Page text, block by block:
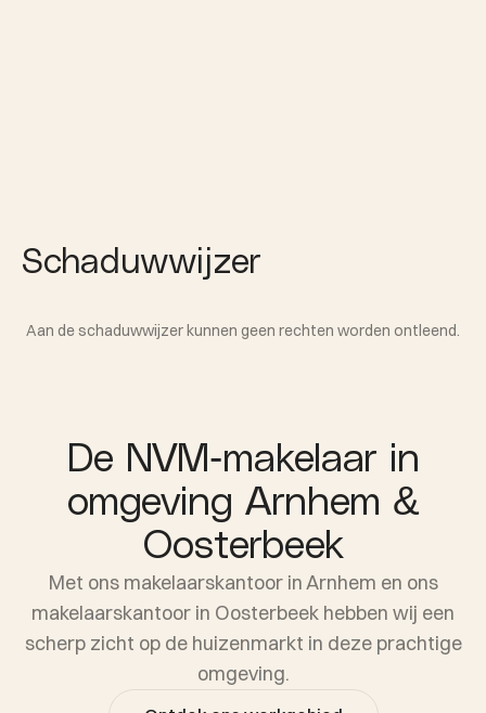
Schaduwwijzer
Aan de schaduwwijzer kunnen geen rechten worden ontleend.
De NVM-makelaar in
omgeving Arnhem &
Oosterbeek
Met ons makelaarskantoor in Arnhem en ons
makelaarskantoor in Oosterbeek hebben wij een
scherp zicht op de huizenmarkt in deze prachtige
omgeving.